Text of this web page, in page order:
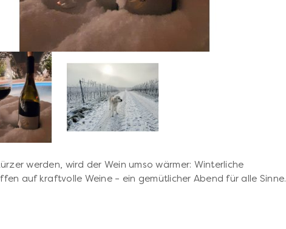
werden, wird der Wein umso wärmer: Winterliche
auf kraftvolle Weine – ein gemütlicher Abend für alle Sinne.